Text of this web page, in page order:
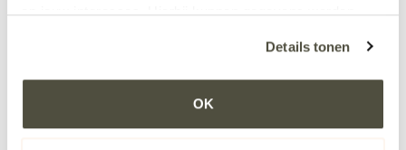
op jouw interesses. Hierbij kunnen gegevens worden
Klik op ‘OK’ om alle cookies te accepteren. Kies ‘Alleen
noodzakelijk’ om alleen noodzakelijke cookies toe te
Details tonen
OK
Het laatste nieuws Bekijk alle nieuwsberichten
SterkSamen